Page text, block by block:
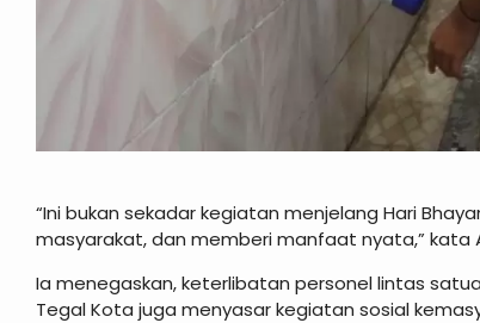
“Ini bukan sekadar kegiatan menjelang Hari
masyarakat, dan memberi manfaat nyata,” kata
Ia menegaskan, keterlibatan personel lintas
Tegal Kota juga menyasar kegiatan sosial